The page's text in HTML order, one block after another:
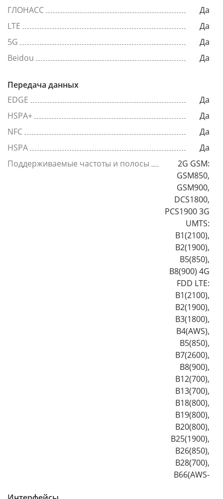
ГЛОНАСС
Да
LTE
Да
5G
Да
Beidou
Да
Передача данных
EDGE
Да
HSPA+
Да
NFC
Да
HSPA
Да
Поддерживаемые частоты и полосы
2G GSM:
GSM850,
GSM900,
DCS1800,
PCS1900 3G
UMTS:
B1(2100),
B2(1900),
B5(850),
B8(900) 4G
FDD LTE:
B1(2100),
B2(1900),
B3(1800),
B4(AWS),
B5(850),
B7(2600),
B8(900),
B12(700),
B13(700),
B18(800),
B19(800),
B20(800),
B25(1900),
B26(850),
B28(700),
B66(AWS-